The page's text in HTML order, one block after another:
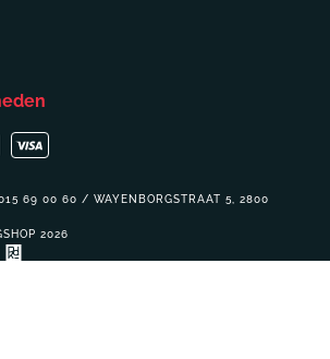
69 00 60 / WAYENBORGSTRAAT 5, 2800
2026